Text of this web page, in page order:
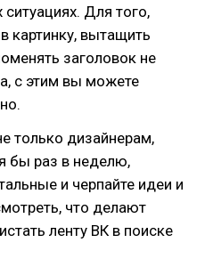
Для того,
картинку, вытащить
заголовок не
с этим вы можете
только дизайнерам,
бы раз в неделю,
и черпайте идеи и
что делают
ленту ВК в поиске